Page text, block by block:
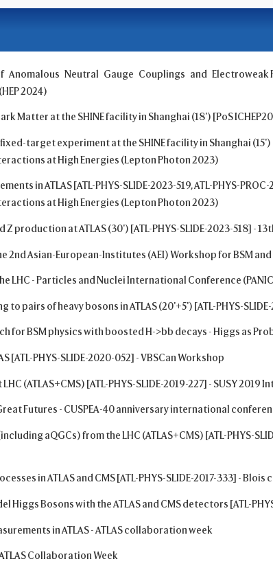
Neutral Gauge Couplings and Electroweak
2024)
Matter at the SHINE facility in Shanghai (18') [PoS
target experiment at the SHINE facility in Shanghai
at High Energies (Lepton Photon 2023)
in ATLAS [ATL-PHYS-SLIDE-2023-519, ATL-PHYS-
at High Energies (Lepton Photon 2023)
production at ATLAS (30') [ATL-PHYS-SLIDE-2023-518] -
2nd Asian-European-Institutes (AEI) Workshop for BSM
LHC - Particles and Nuclei International Conference
pairs of heavy bosons in ATLAS (20'+5') [ATL-PHYS-
for BSM physics with boosted H->bb decays - Higgs as
[ATL-PHYS-SLIDE-2020-052] - VBSCan Workshop
(ATLAS+CMS) [ATL-PHYS-SLIDE-2019-227] - SUSY
Futures - CUSPEA-40 anniversary international
aQGCs) from the LHC (ATLAS+CMS) [ATL-PHYS-
in ATLAS and CMS [ATL-PHYS-SLIDE-2017-333] - Blois
Higgs Bosons with the ATLAS and CMS detectors [ATL-
in ATLAS - ATLAS collaboration week
Collaboration Week